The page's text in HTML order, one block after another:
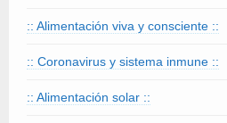
:: Alimentación viva y consciente ::
:: Coronavirus y sistema inmune ::
:: Alimentación solar ::